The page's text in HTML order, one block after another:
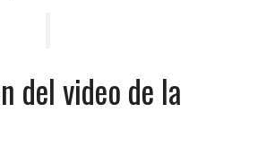
del video de la